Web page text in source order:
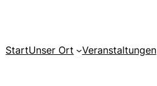
StartUnser Ort Veranstaltungen